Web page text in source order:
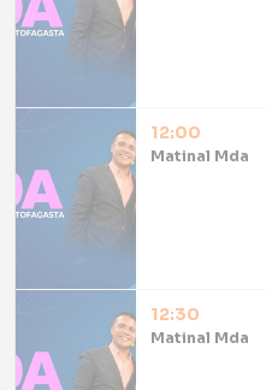
12:00
Matinal Mda
12:30
Matinal Mda